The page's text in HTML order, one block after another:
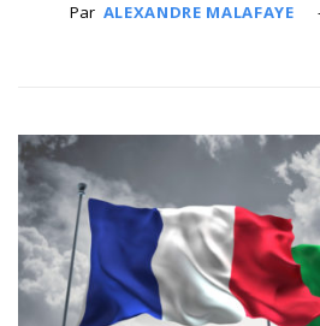
Par ALEXANDRE MALAFAYE